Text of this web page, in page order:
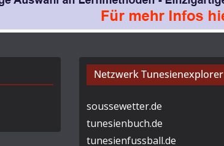
Netzwerk Tunesienexplorer
soussewetter.de
tunesienbuch.de
tunesienfussball.de